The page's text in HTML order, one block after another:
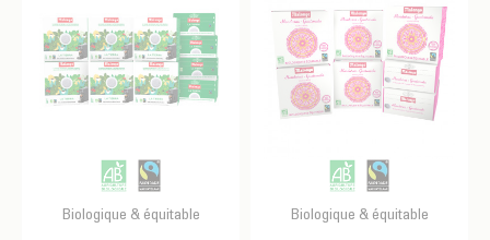
Biologique & équitable Biologique & équitable